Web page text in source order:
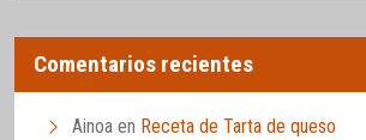
Comentarios recientes
Ainoa en Receta de Tarta de queso